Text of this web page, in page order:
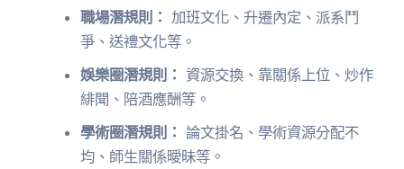
職場潛規則： 加班文化、升遷內定、派系鬥
爭、送禮文化等。
娛樂圈潛規則： 資源交換、靠關係上位、炒作
緋聞、陪酒應酬等。
學術圈潛規則： 論文掛名、學術資源分配不
均、師生關係曖昧等。